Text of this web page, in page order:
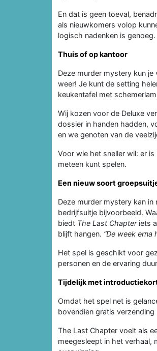
En dat is geen toeval,
als nieuwkomers volop
logisch nadenken is genoeg.
Thuis of op kantoor
Deze murder mystery kun
weer! Je kunt de setting
keukentafel met
Wij kozen voor de Deluxe
dossier in handen hadden,
en we genoten van de
Voor wie het sneller wil: er
meteen kunt spelen.
Een nieuw soort
Deze murder mystery kan
bedrijfsuitje bijvoorbeeld.
biedt The Last Chapteriets
blijft hangen. “De week erna
Het spel is geschikt voor
personen en de ervaring
Tijdelijk met
Omdat het spel net is
bovendien gratis verzending
The Last Chapter voelt als
meegesleept in het verhaal,